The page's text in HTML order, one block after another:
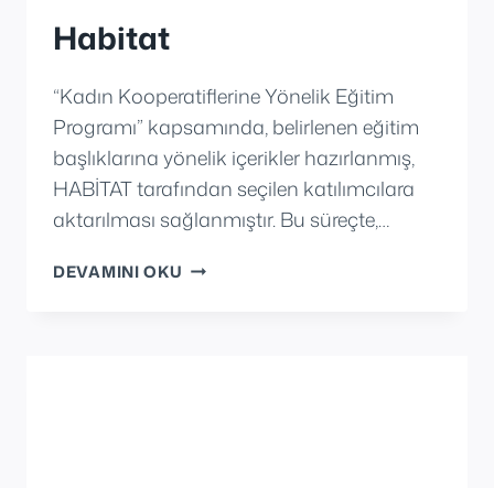
Habitat
“Kadın Kooperatiflerine Yönelik Eğitim
Programı” kapsamında, belirlenen eğitim
başlıklarına yönelik içerikler hazırlanmış,
HABİTAT tarafından seçilen katılımcılara
aktarılması sağlanmıştır. Bu süreçte,…
DEVAMINI OKU HABITAT